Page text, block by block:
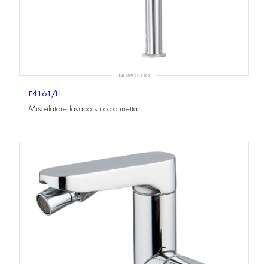
NOMOS GO
F4161/H
Miscelatore lavabo su colonnetta